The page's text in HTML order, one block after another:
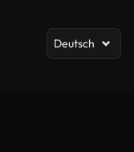
Deutsch